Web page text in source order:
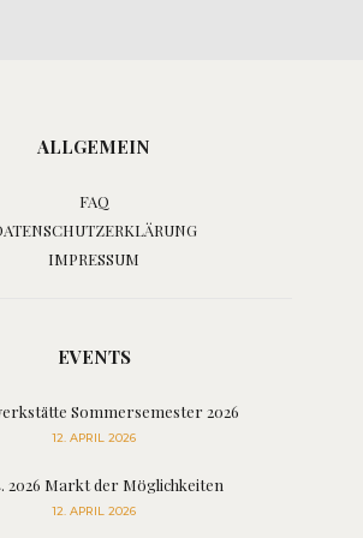
ALLGEMEIN
FAQ
IMPRESSUM
EVENTS
Sommersemester 2026
12. APRIL 2026
2026 Markt der Möglichkeiten
12. APRIL 2026